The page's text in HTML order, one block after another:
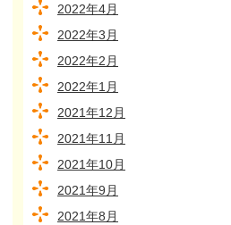
2022年4月
2022年3月
2022年2月
2022年1月
2021年12月
2021年11月
2021年10月
2021年9月
2021年8月